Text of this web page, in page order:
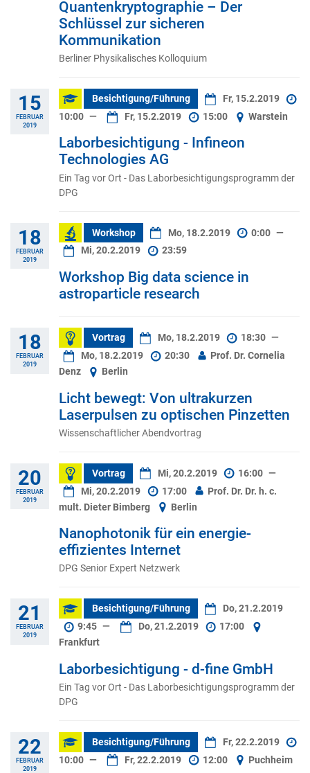
Quantenkryptographie – Der
Schlüssel zur sicheren
Kommunikation
Berliner Physikalisches Kolloquium
15
FEBRUAR
2019
Besichtigung/Führung
Fr, 15.2.2019
10:00 — Fr, 15.2.2019 15:00 Warstein
Laborbesichtigung - Infineon
Technologies AG
Ein Tag vor Ort - Das Laborbesichtigungsprogramm der
DPG
18
FEBRUAR
2019
Workshop Mo, 18.2.2019 0:00 —
Mi, 20.2.2019
23:59
Workshop Big data science in
astroparticle research
18
FEBRUAR
2019
Vortrag Mo, 18.2.2019 18:30 —
Mo, 18.2.2019
20:30
Prof. Dr. Cornelia
Denz
Berlin
Licht bewegt: Von ultrakurzen
Laserpulsen zu optischen Pinzetten
Wissenschaftlicher Abendvortrag
20
FEBRUAR
2019
Vortrag Mi, 20.2.2019 16:00 —
Mi, 20.2.2019
17:00
Prof. Dr. Dr. h. c.
mult. Dieter Bimberg
Berlin
Nanophotonik für ein energie-
effizientes Internet
DPG Senior Expert Netzwerk
21
FEBRUAR
2019
Besichtigung/Führung
Do, 21.2.2019
9:45 — Do, 21.2.2019
17:00
Frankfurt
Laborbesichtigung - d-fine GmbH
Ein Tag vor Ort - Das Laborbesichtigungsprogramm der
DPG
22
FEBRUAR
2019
Besichtigung/Führung
Fr, 22.2.2019
10:00 — Fr, 22.2.2019 12:00 Puchheim